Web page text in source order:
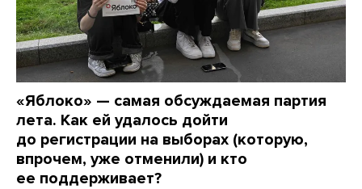
«Яблоко» — самая обсуждаемая партия
лета. Как ей удалось дойти
до регистрации на выборах (которую,
впрочем, уже отменили) и кто
ее поддерживает?